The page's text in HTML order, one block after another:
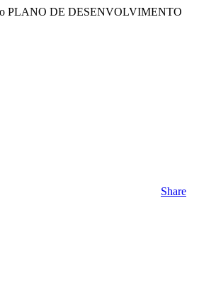
PLANO DE DESENVOLVIMENTO
Share